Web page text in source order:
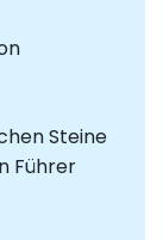
Steine
Führer